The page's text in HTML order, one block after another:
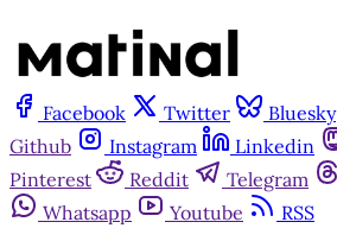
Facebook Twitter Bluesky
Github
Instagram Linkedin
Pinterest
Reddit Telegram
Whatsapp
Youtube
RSS